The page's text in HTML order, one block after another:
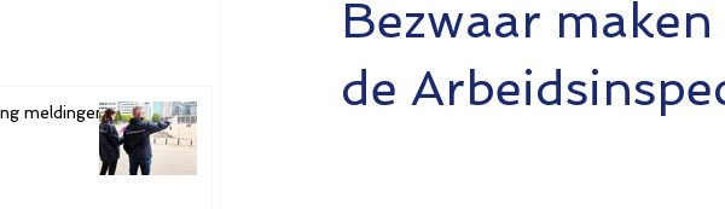
meldingen
Bezwaar
de